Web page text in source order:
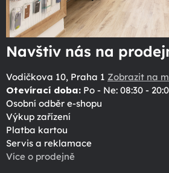
Navštiv nás na
Vodičkova 10, Praha 1 Zobrazit na
Otevírací doba: Po - Ne: 08:30 -
Osobní odběr e-shopu
Výkup zařízení
Platba kartou
Servis a reklamace
Více o prodejně